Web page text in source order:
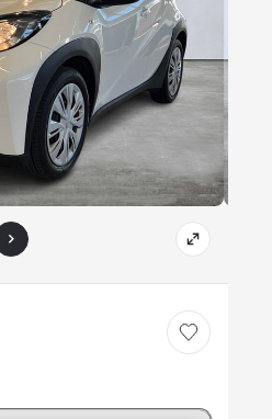
Save car